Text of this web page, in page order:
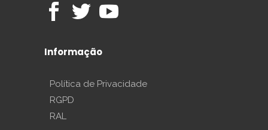
Informação
Política de Privacidade
RGPD
RAL